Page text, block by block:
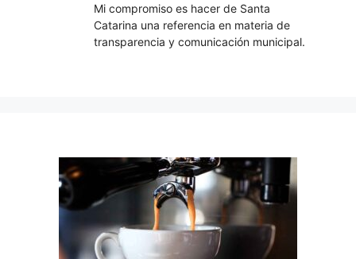
Mi compromiso es hacer de Santa
Catarina una referencia en materia de
transparencia y comunicación municipal.